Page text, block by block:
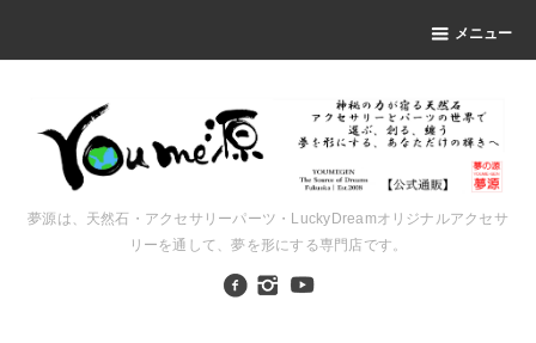
メニュー
夢源は、天然石・アクセサリーパーツ・LuckyDreamオリジナルアクセサ
リーを通して、夢を形にする専門店です。